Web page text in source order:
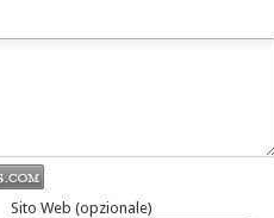
Sito Web (opzionale)